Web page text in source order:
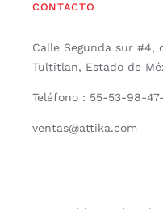
CONTACTO
Calle Segunda sur #4,
Tultitlan, Estado de
Teléfono : 55-53-98-
ventas@attika.com